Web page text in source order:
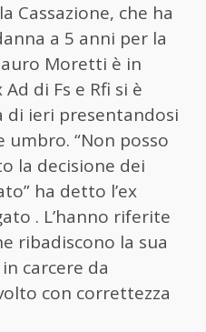
Cassazione, che ha
a 5 anni per la
Moretti è in
di Fs e Rfi si è
ieri presentandosi
umbro. “Non posso
la decisione dei
ha detto l’ex
. L’hanno riferite
ribadiscono la sua
carcere da
con correttezza